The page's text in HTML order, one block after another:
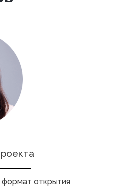
открытия